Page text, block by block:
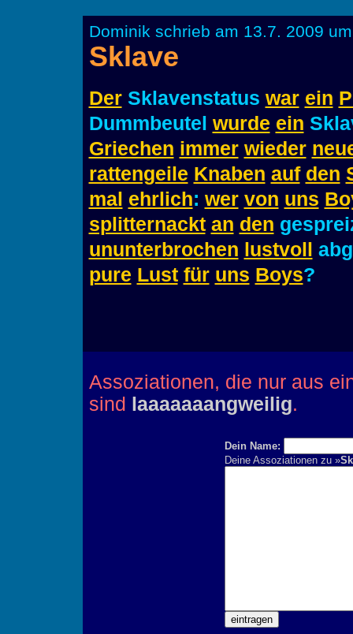
Dominik schrieb am 13.7. 2009
Sklave
DerSklavenstatus war ein
Dummbeutel wurde ein
Griechen immer wieder
rattengeile Knaben auf den
mal ehrlich: wer von uns
splitternackt an den
ununterbrochen lustvoll
pure Lust für uns Boys?
Assoziationen, die nur aus
sind
laaaaaaangweilig.
Dein Name:
Deine Assoziationen zu »